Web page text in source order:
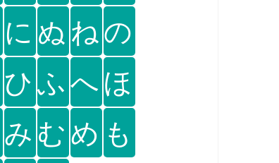
に ぬ ねの
ひふへほ
み むめ も